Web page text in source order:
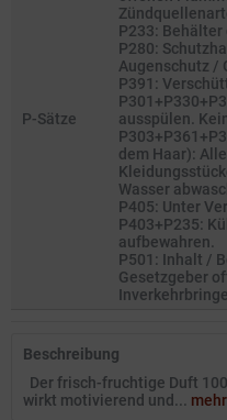
P-Sätze
P233:
P280:
Augenschutz /
P391:
ausspülen.
dem Haar):
Wasser
P405: Unter
P403+P235:
aufbewahren.
P501: Inhalt /
Gesetzgeber
Beschreibung
Der frisch-fruchtige Duft
wirkt motivierend und... mehr